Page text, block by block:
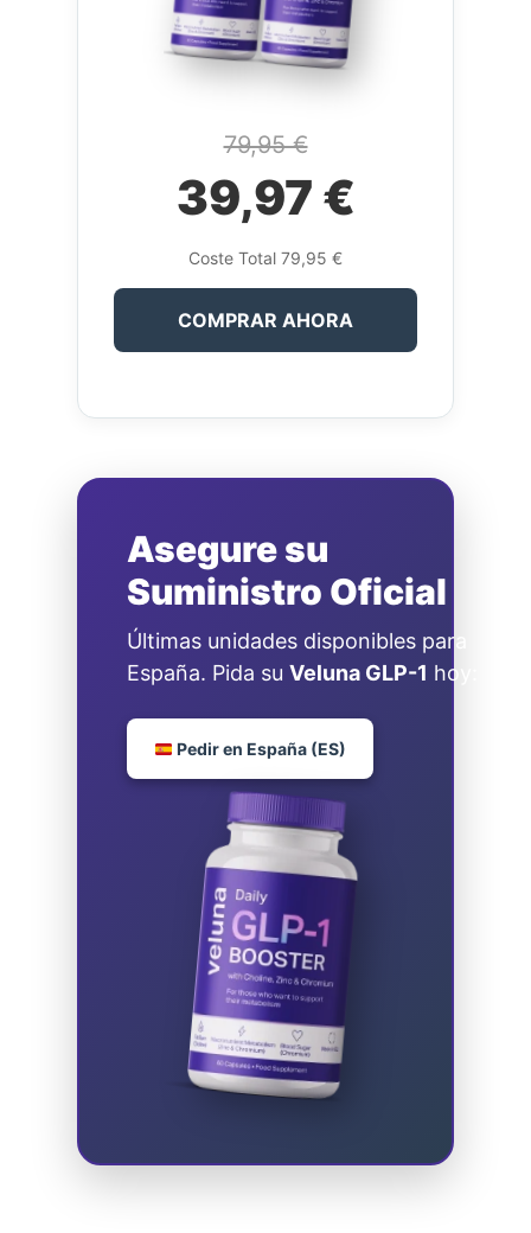
79,95 €
39,97 €
Coste Total 79,95 €
COMPRAR AHORA
Asegure su
Suministro Oficial
Últimas unidades disponibles para
España. Pida su Veluna GLP-1 hoy:
Pedir en España (ES)